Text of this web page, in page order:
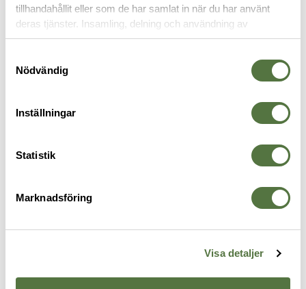
tillhandahållit eller som de har samlat in när du har använt
deras tjänster. Insamling, delning och användning av
personuppgifter kan användas för personalisering av
Nödvändig
Inställningar
Statistik
Marknadsföring
Visa detaljer
SJUKVÅRDSPRODUKTER
Tamponeringsväv
Ansiktsmask Olive